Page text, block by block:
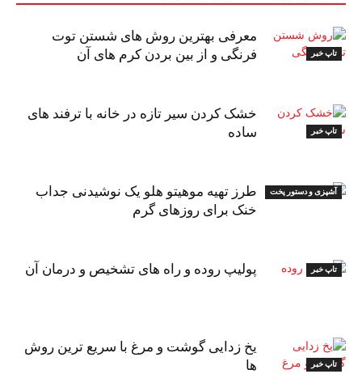
تاپ خبر
معرفی بهترین روش های شستن توت
فرنگی و از بین بردن کرم های آن
تاپ خبر
خشک کردن سیر تازه در خانه با ترفند های
ساده
آشپزی و دستور پخت
طرز تهیه موهیتو هلو یک نوشیدنی جداب
خنک برای روزهای گرم
تاپ خبر پولیپ روده و راه های تشخیص و درمان آن
تاپ خبر
یخ زدایی گوشت و مرغ با سریع ترین روش
ها